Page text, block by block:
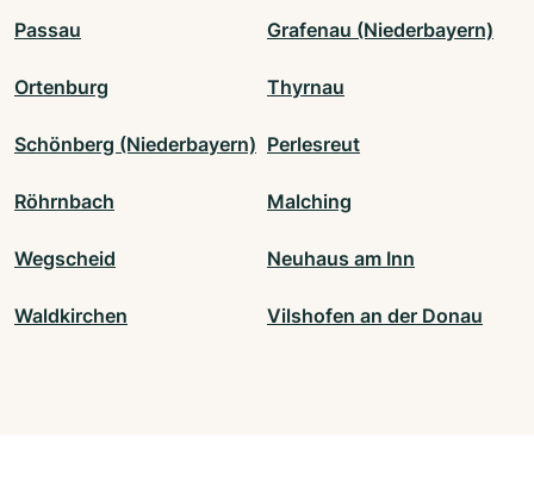
Passau Grafenau (Niederbayern)
Ortenburg Thyrnau
Schönberg (Niederbayern) Perlesreut
Röhrnbach Malching
Wegscheid Neuhaus am Inn
Waldkirchen Vilshofen an der Donau